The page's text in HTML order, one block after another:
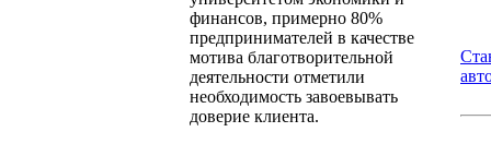
финансов, примерно 80%
предпринимателей в качестве
мотива благотворительной
деятельности отметили
необходимость завоевывать
доверие клиента.